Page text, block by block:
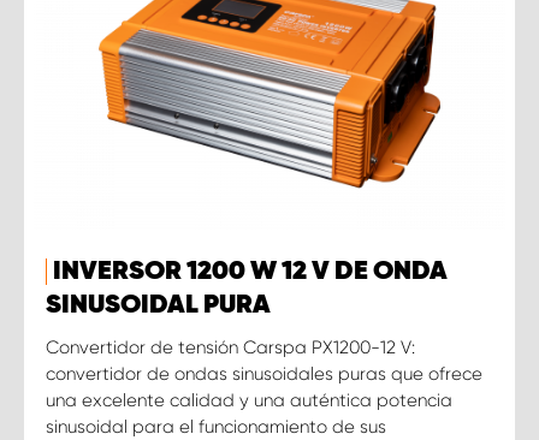
INVERSOR 1200 W 12 V DE ONDA
SINUSOIDAL PURA
Convertidor de tensión Carspa PX1200-12 V:
convertidor de ondas sinusoidales puras que ofrece
una excelente calidad y una auténtica potencia
sinusoidal para el funcionamiento de sus